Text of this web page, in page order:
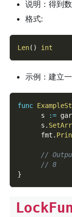
说明：得到
格式:
Len( ) int
示例：建立
func
      s
:=
      s
.
      fmt
.
//
// 8
}